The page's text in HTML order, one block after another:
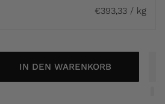
€393,33 / kg
IN DEN WARENKORB